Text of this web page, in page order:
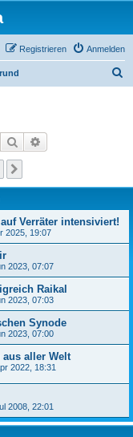
Anmelden
Registrieren
Suche
Verräter intensiviert!
2025, 19:07
2023, 07:07
Raikal
2023, 07:03
Synode
2023, 07:00
aus aller Welt
2022, 18:31
2008, 22:01